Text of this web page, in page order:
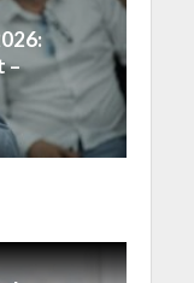
–